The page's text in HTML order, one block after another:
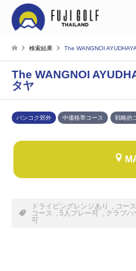
検索結果 The WANGNOI
The WANGNOI
タヤ
バンコク郊外 中価格帯コース 戦略的
ドライビングレンジあり , コー
コース , 5人プレー可 , クラブ
可